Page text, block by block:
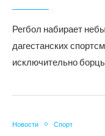
Регбол набирает
дагестанских
исключительно
Новости Спорт